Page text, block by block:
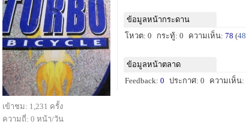
ข้อมูลหน้ากระดาน
โหวต: 0
กระทู้: 0 ความเห็น: 78 (48
ข้อมูลหน้าตลาด
Feedback: 0 ประกาศ: 0 ความเห็น:
เข้าชม: 1,231 ครั้ง
ความถี่: 0 หน้า/วัน